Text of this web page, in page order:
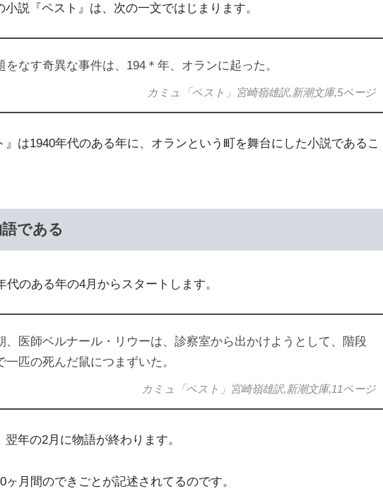
説『ペスト』は、次の一文ではじまります。
をなす奇異な事件は、194＊年、オランに起った。
カミュ「ペスト」宮崎嶺雄訳,新潮文庫,5ページ
』は1940年代のある年に、オランという町を舞台にした小説であるこ
である
代のある年の4月からスタートします。
、医師ベルナール・リウーは、診察室から出かけようとして、階段
一匹の死んだ鼠につまずいた。
カミュ「ペスト」宮崎嶺雄訳,新潮文庫,11ページ
年の2月に物語が終わります。
月間のできごとが記述されてるのです。